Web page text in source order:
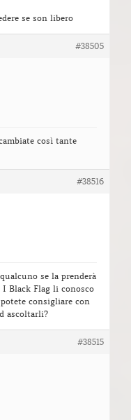
se son libero
#38505
così tante
#38516
se la prenderà
I Black Flag li conosco
consigliare con
ascoltarli?
#38515